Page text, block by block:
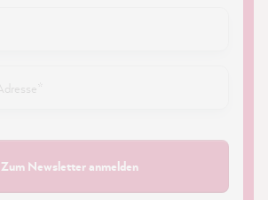
Zum Newsletter anmelden